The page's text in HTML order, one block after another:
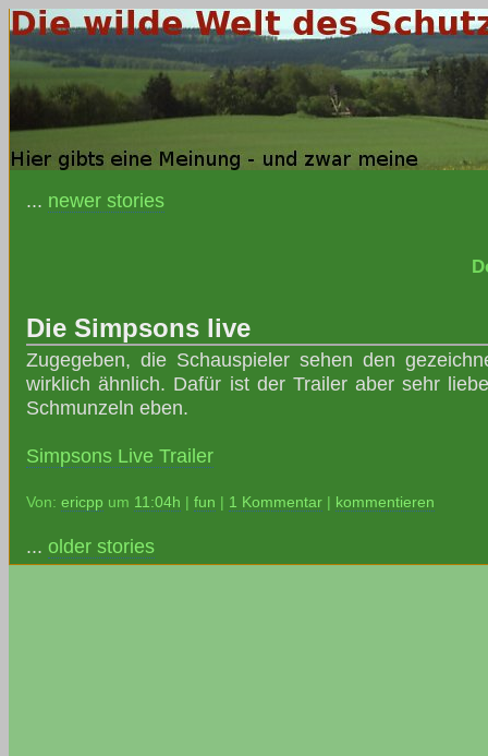
... newer stories
Die Simpsons live
Zugegeben, die Schauspieler sehen den
wirklich ähnlich. Dafür ist der Trailer aber sehr
Schmunzeln eben.
Simpsons Live Trailer
Von: ericpp um 11:04h fun 1 Kommentar kommentieren
... older stories